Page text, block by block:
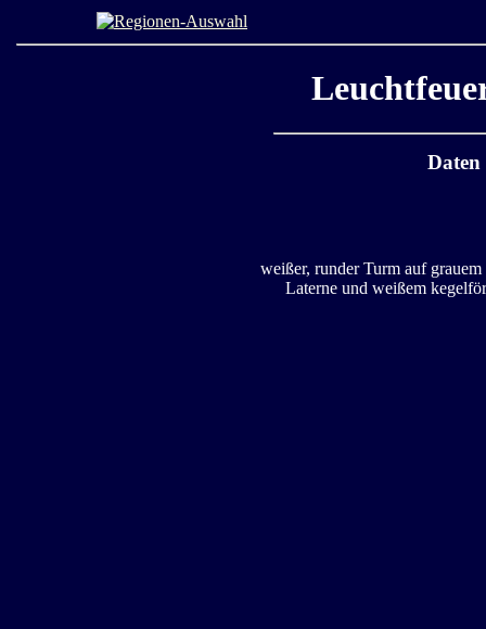
Daten
weißer, runder Turm auf
Laterne und weißem